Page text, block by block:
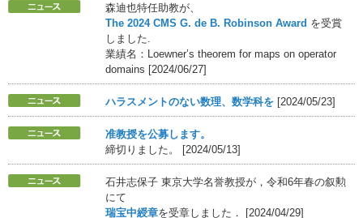
森迪也特任助教が、
The 2024 CMS G. de B. Robinson Award を受賞
しました.
業績名：Loewner’s theorem for maps on operator
domains [2024/06/27]
ハラスメントのない数理、数学科を [2024/05/23]
准教授を公募します。
締切りました。 [2024/05/13]
石井志保子 東京大学名誉教授が，令和6年春の叙勲
にて
瑞宝中綬章を受章しました． [2024/04/29]